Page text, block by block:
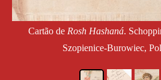
Cartão de Rosh Hashaná.
Szopienice-Burowiec,